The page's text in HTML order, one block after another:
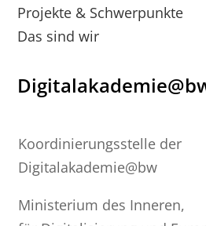
Projekte & Schwerpunkte
Das sind wir
Koordinierungsstelle der
Digitalakademie@bw
Ministerium des Inneren,